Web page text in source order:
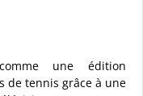
une édition
de tennis grâce à une